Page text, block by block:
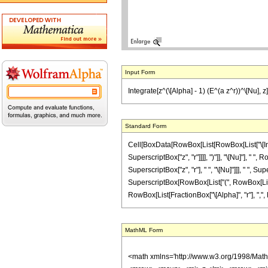
Input Form
Integrate[z^(\[Alpha] - 1) (E^(a z^r))^\[Nu],
Standard Form
SuperscriptBox["z", "r"]]]], ")"]], "\[Nu]"], " ",
SuperscriptBox["z", "r"], " ", "\[Nu]"]]], " ",
SuperscriptBox[RowBox[List["(",
RowBox[List[FractionBox["\[Alpha]", "r"],
MathML Form
<math xmlns='http://www.w3.org/1998/